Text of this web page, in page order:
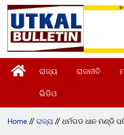
ରାଜ୍ୟ ରାଜନୀତି
ଭିଡିଓ
Home // ରାଜ୍ୟ // ଧର୍ମଗଡ ଧାନ ମଣ୍ଡି